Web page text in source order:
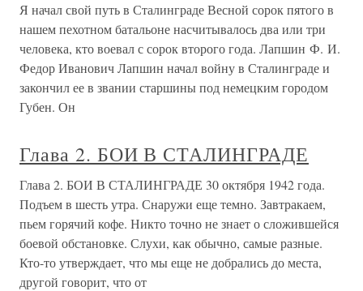
Я начал свой путь в Сталинграде Весной сорок пятого в
нашем пехотном батальоне насчитывалось два или три
человека, кто воевал с сорок второго года. Лапшин Ф. И.
Федор Иванович Лапшин начал войну в Сталинграде и
закончил ее в звании старшины под немецким городом
Губен. Он
Глава 2. БОИ В СТАЛИНГРАДЕ
Глава 2. БОИ В СТАЛИНГРАДЕ 30 октября 1942 года.
Подъем в шесть утра. Снаружи еще темно. Завтракаем,
пьем горячий кофе. Никто точно не знает о сложившейся
боевой обстановке. Слухи, как обычно, самые разные.
Кто-то утверждает, что мы еще не добрались до места,
другой говорит, что от